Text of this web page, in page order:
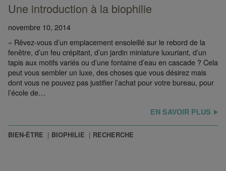
Une introduction à la biophilie
novembre 10, 2014
« Rêvez-vous d’un emplacement ensoleillé sur le rebord de la
fenêtre, d’un feu crépitant, d’un jardin miniature luxuriant, d’un
tapis aux motifs variés ou d’une fontaine d’eau en cascade ? Cela
peut vous sembler un luxe, des choses que vous désirez mais
dont vous ne pouvez pas justifier l’achat pour votre bureau, pour
l’école de…
EN SAVOIR PLUS
BIEN-ÊTRE BIOPHILIE RECHERCHE